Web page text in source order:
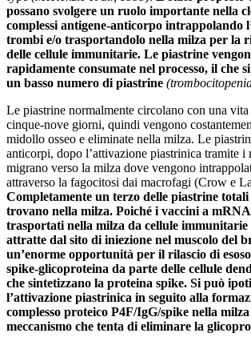
possano svolgere un ruolo importante nella
complessi antigene-anticorpo intrappolando
trombi e/o trasportandolo nella milza per la
delle cellule immunitarie. Le piastrine
rapidamente consumate nel processo, il che
un basso numero di piastrine
Le piastrine normalmente circolano con una
cinque-nove giorni, quindi vengono
midollo osseo e eliminate nella milza. Le
anticorpi, dopo l’attivazione piastrinica tramite i
migrano verso la milza dove vengono
attraverso la fagocitosi dai macrofagi (Crow e
Completamente un terzo delle piastrine
trovano nella milza. Poiché i vaccini a
trasportati nella milza da cellule immunitarie
attratte dal sito di iniezione nel muscolo del
un’enorme opportunità per il rilascio di
spike-glicoproteina da parte delle cellule
che sintetizzano la proteina spike. Si può
l’attivazione piastrinica in seguito alla
complesso proteico P4F/IgG/spike nella
meccanismo che tenta di eliminare la